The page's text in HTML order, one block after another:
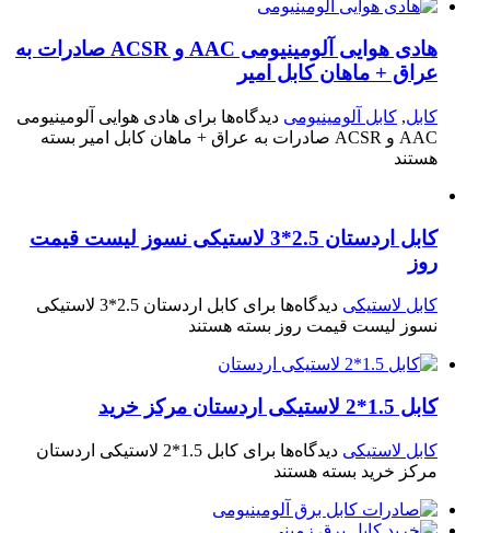
هادی هوایی آلومینیومی AAC و ACSR صادرات به
عراق + ماهان کابل امیر
کابل, کابل آلومینیومی دیدگاه‌ها برای هادی هوایی آلومینیومی
AAC و ACSR صادرات به عراق + ماهان کابل امیر
بسته
هستند
کابل اردستان 2.5*3 لاستیکی نسوز لیست قیمت
روز
کابل لاستیکی دیدگاه‌ها
برای کابل اردستان 2.5*3 لاستیکی
نسوز لیست قیمت روز بسته هستند
کابل 1.5*2 لاستیکی اردستان مرکز خرید
کابل لاستیکی دیدگاه‌ها
برای کابل 1.5*2 لاستیکی اردستان
مرکز خرید بسته هستند